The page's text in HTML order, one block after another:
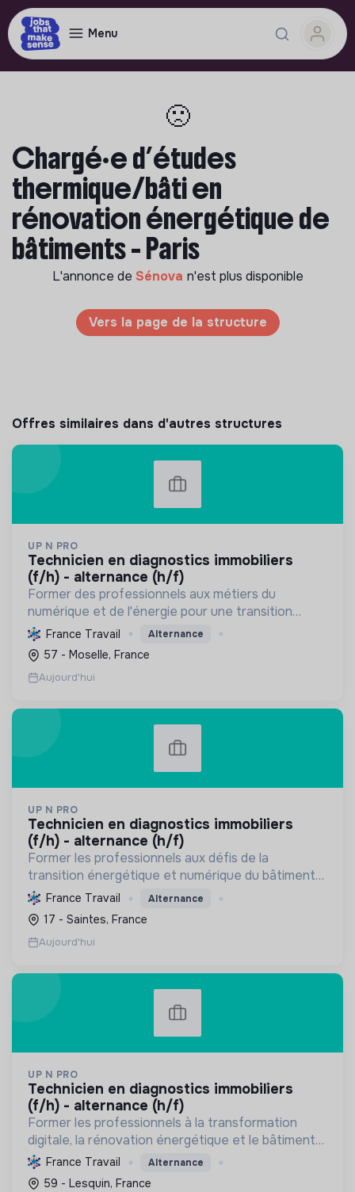
Menu
🙁
Chargé·e d’études
thermique/bâti en
rénovation énergétique de
bâtiments - Paris
L'annonce de Sénova n'est plus disponible
Vers la page de la structure
Offres similaires dans d'autres structures
UP N PRO
technicien en diagnostics immobiliers
(f/h) - alternance (h/f)
Former des professionnels aux métiers du
numérique et de l'énergie pour une transition
écologique durable, en améliorant l'habitat et la
sécurité par des diagnostics experts et une
éducation responsab...
France Travail Alternance
57 - Moselle, France
Aujourd'hui
UP N PRO
technicien en diagnostics immobiliers
(f/h) - alternance (h/f)
Former les professionnels aux défis de la
transition énergétique et numérique du bâtiment
et de l'HSE, en favorisant l'insertion par
l'alternance et des pratiques durables.
France Travail Alternance
17 - Saintes, France
Aujourd'hui
UP N PRO
technicien en diagnostics immobiliers
(f/h) - alternance (h/f)
Former les professionnels à la transformation
digitale, la rénovation énergétique et le bâtiment
durable pour une transition écologique et sociale,
en assurant la sécurité et la santé.
France Travail Alternance
59 - Lesquin, France